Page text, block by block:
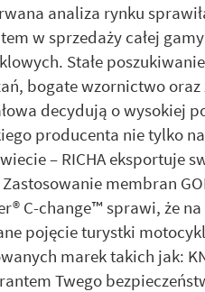
analiza rynku
w sprzedaży całej
Stałe
bogate wzornictwo
decydują o wysokiej
producenta nie tylko
– RICHA eksportuje
membran
C-change™ sprawi, że
pojęcie turystki
marek takich jak:
Twego